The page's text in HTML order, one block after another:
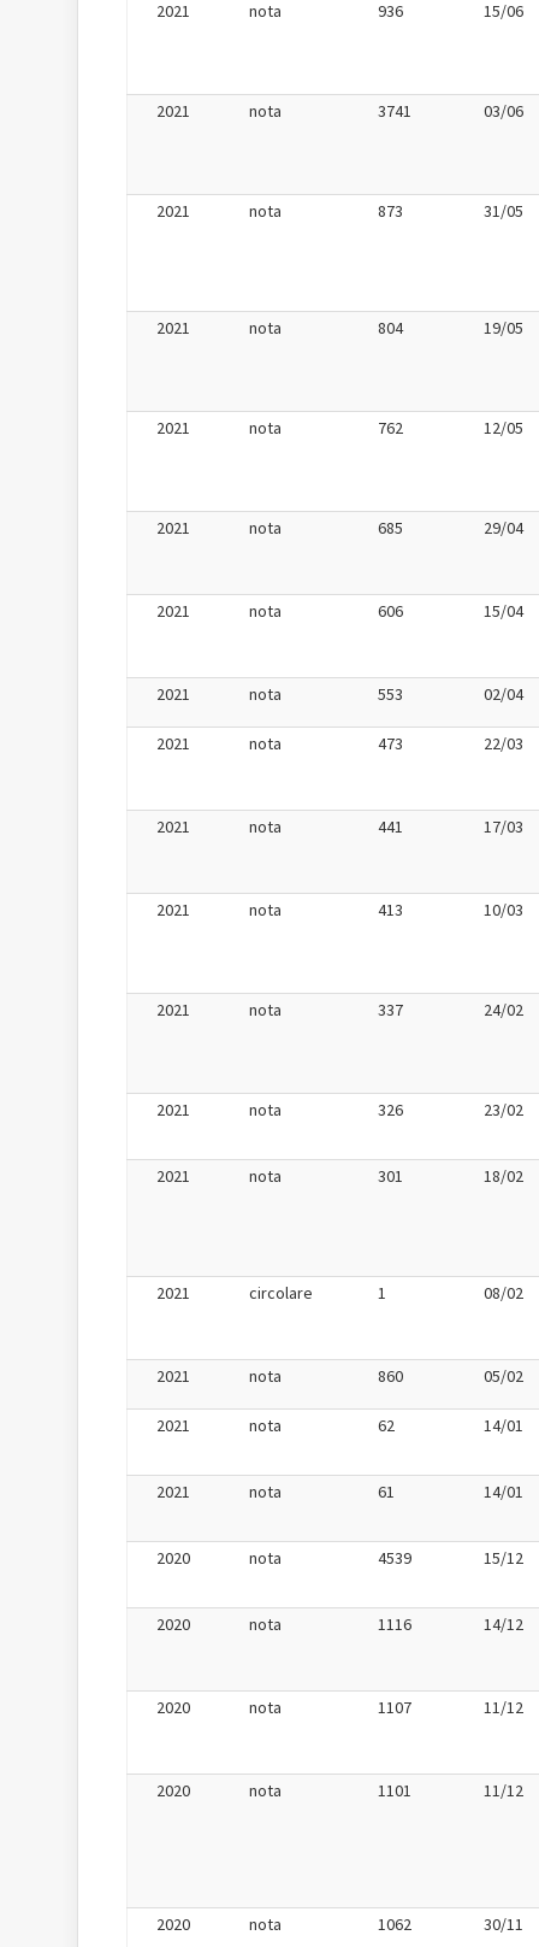
2021 nota 936 15/06
2021 nota 3741 03/06
2021 nota 873 31/05
2021 nota 804 19/05
2021 nota 762 12/05
2021 nota 685 29/04
2021 nota 606 15/04
2021 nota 553 02/04
2021 nota 473 22/03
2021 nota 441 17/03
2021 nota 413 10/03
2021 nota 337 24/02
2021 nota 326 23/02
2021 nota 301 18/02
2021 circolare 1 08/02
2021 nota 860 05/02
2021 nota 62 14/01
2021 nota 61 14/01
2020 nota 4539 15/12
2020 nota 1116 14/12
2020 nota 1107 11/12
2020 nota 1101 11/12
2020 nota 1062 30/11